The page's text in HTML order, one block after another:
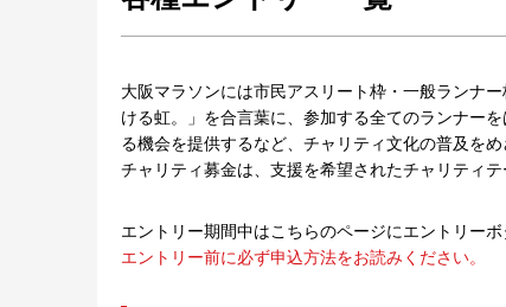
大阪マラソンには市民アスリート枠・一般ランナ
ける虹。」を合言葉に、参加する全てのランナー
る機会を提供するなど、チャリティ文化の普及をめ
チャリティ募金は、支援を希望されたチャリティ
エントリー期間中はこちらのページにエントリーボ
エントリー前に必ず申込方法をお読みください。